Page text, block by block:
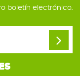
boletín electrónico.